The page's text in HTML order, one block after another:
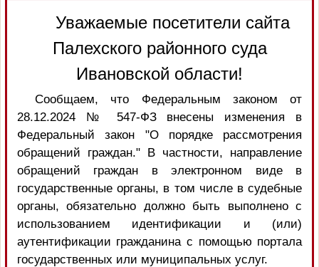
Уважаемые посетители сайта
Палехского районного суда
Ивановской области!
Сообщаем, что Федеральным законом от
28.12.2024 № 547-ФЗ внесены изменения в
Федеральный закон "О порядке рассмотрения
обращений граждан." В частности, направление
обращений граждан в электронном виде в
государственные органы, в том числе в судебные
органы, обязательно должно быть выполнено с
использованием идентификации и (или)
аутентификации гражданина с помощью портала
государственных или муниципальных услуг.